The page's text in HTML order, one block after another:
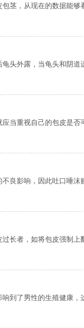
茎，从现在的数据能够
头外露，当龟头和阴道
当重视自己的包皮是否
良影响，因此吐口唾沫
长者，如将包皮强制上
到了男性的生殖健康，